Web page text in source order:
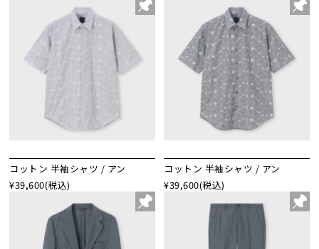
コットン 半袖シャツ / アン
¥39,600(税込)
コットン 半袖シャツ / アン
¥39,600(税込)